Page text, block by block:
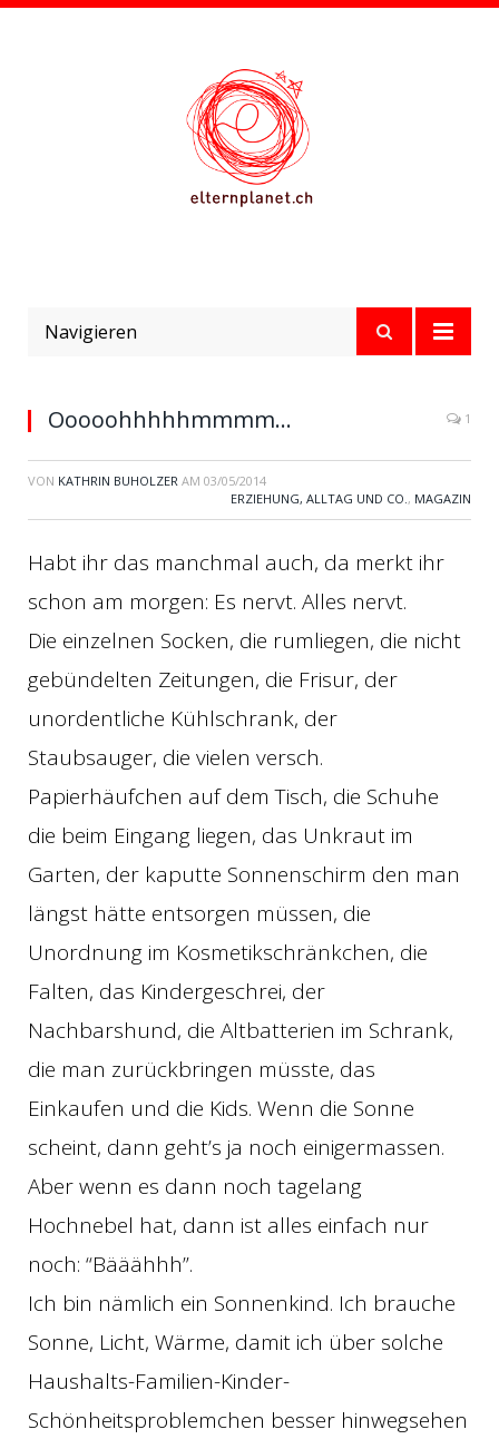
Navigieren
Ooooohhhhhmmmm… 1
VON KATHRIN BUHOLZER AM 03/05/2014
ERZIEHUNG, ALLTAG UND CO., MAGAZIN
Habt ihr das manchmal auch, da merkt ihr
schon am morgen: Es nervt. Alles nervt.
Die einzelnen Socken, die rumliegen, die nicht
gebündelten Zeitungen, die Frisur, der
unordentliche Kühlschrank, der
Staubsauger, die vielen versch.
Papierhäufchen auf dem Tisch, die Schuhe
die beim Eingang liegen, das Unkraut im
Garten, der kaputte Sonnenschirm den man
längst hätte entsorgen müssen, die
Unordnung im Kosmetikschränkchen, die
Falten, das Kindergeschrei, der
Nachbarshund, die Altbatterien im Schrank,
die man zurückbringen müsste, das
Einkaufen und die Kids. Wenn die Sonne
scheint, dann geht’s ja noch einigermassen.
Aber wenn es dann noch tagelang
Hochnebel hat, dann ist alles einfach nur
noch: “Bääähhh”.
Ich bin nämlich ein Sonnenkind. Ich brauche
Sonne, Licht, Wärme, damit ich über solche
Haushalts-Familien-Kinder-
Schönheitsproblemchen besser hinwegsehen